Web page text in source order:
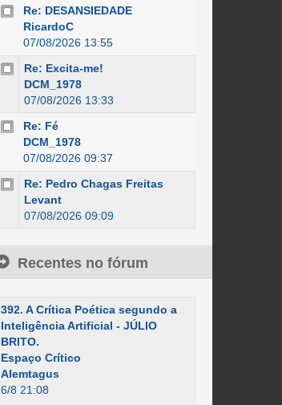
Re: DESANSIEDADE
RicardoC
07/08/2026 13:55
Re: Excita-me!
DCM_1978
07/08/2026 13:33
Re: Fé
DCM_1978
07/08/2026 09:37
Re: Pedro Chagas Freitas
Levant
07/08/2026 09:09
Recentes no fórum
392. A Crítica Poética segundo a
Inteligência Artificial - JÚLIO
BRITO.
Espaço Crítico
Alemtagus
6/8 21:08